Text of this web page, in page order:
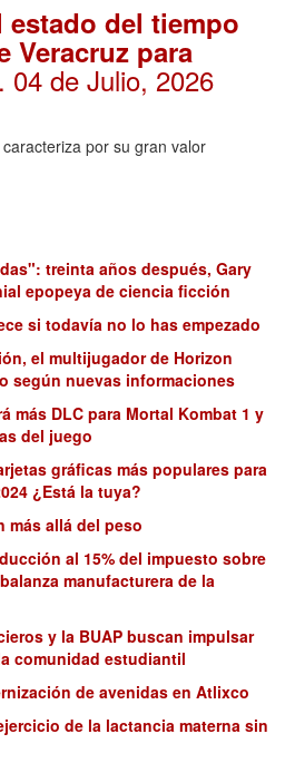
del tiempo
Veracruz para
. 04 de Julio, 2026
por su gran valor
treinta años después, Gary
epopeya de ciencia ficción
si todavía no lo has empezado
el multijugador de Horizon
según nuevas informaciones
más DLC para Mortal Kombat 1 y
del juego
gráficas más populares para
¿Está la tuya?
más allá del peso
al 15% del impuesto sobre
manufacturera de la
y la BUAP buscan impulsar
comunidad estudiantil
de avenidas en Atlixco
de la lactancia materna sin